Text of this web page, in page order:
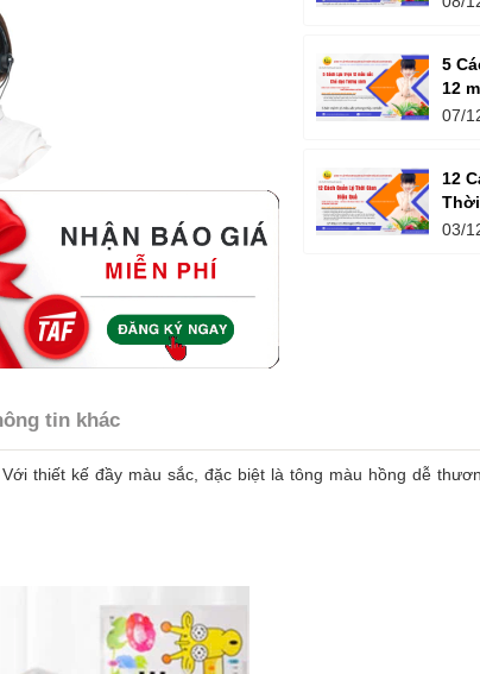
5
12
đạo
07/
12
Quả
03/
tin khác
thiết kế đầy màu sắc, đặc biệt là tông màu hồng dễ